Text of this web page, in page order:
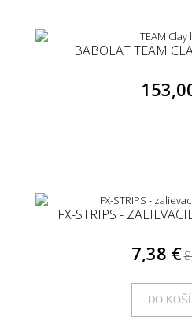
BABOLAT TEAM
FX-STRIPS -
7,38 €
DO